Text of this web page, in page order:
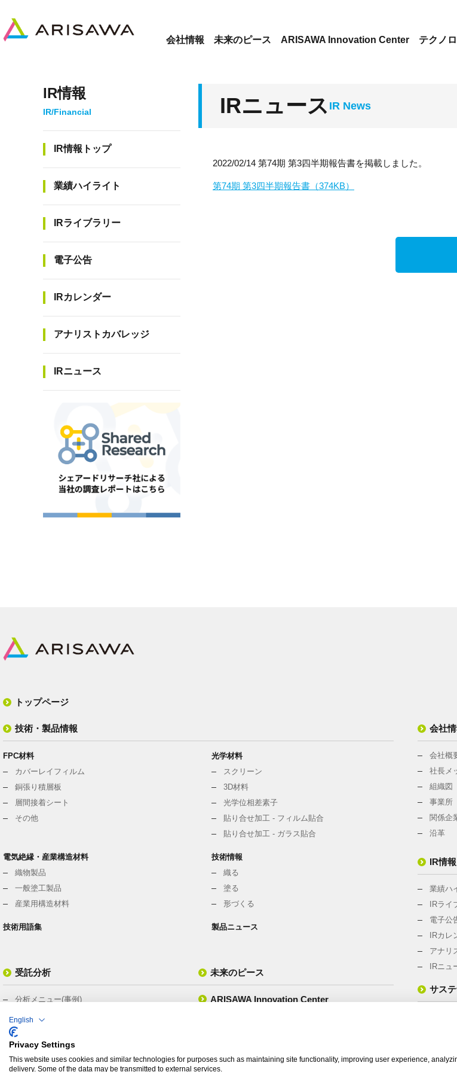
会社情報 未来のピース ARISAWA Innovation Center テクノ
IR情報
IR情報トップ
業績ハイライト
IRライブラリー
電子公告
IRカレンダー
アナリストカバレッジ
IRニュース
IRニュース
2022/02/14 第74期 第3四半期報告書を掲載しました。
第74期 第3四半期報告書（374KB）
トップページ
技術・製品情報
FPC材料
カバーレイフィルム
銅張り積層板
層間接着シート
その他
光学材料
スクリーン
3D材料
光学位相差素子
貼り合せ加工 - フィルム貼合
貼り合せ加工 - ガラス貼合
電気絶縁・産業構造材料
織物製品
一般塗工製品
産業用構造材料
技術情報
織る
塗る
形づくる
技術用語集 製品ニュース
未来のピース
ARISAWA Innovation Center
受託分析
分析メニュー(事例)
分析装置
分析ニュース
会社
会社概
社長メ
組織図
事業所
関係企
沿革
IR情報
業績ハ
IRライ
電子公
IRカレ
アナリ
IRニュ
サス
CSRニ
English
Privacy Settings
This website uses cookies and similar technologies for purposes such as maintaining site functionality, improving user experience,
delivery. Some of the data may be transmitted to external services.